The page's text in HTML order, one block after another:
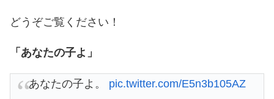
どうぞご覧ください！
「あなたの子よ」
あなたの子よ。 pic.twitter.com/E5n3b105AZ